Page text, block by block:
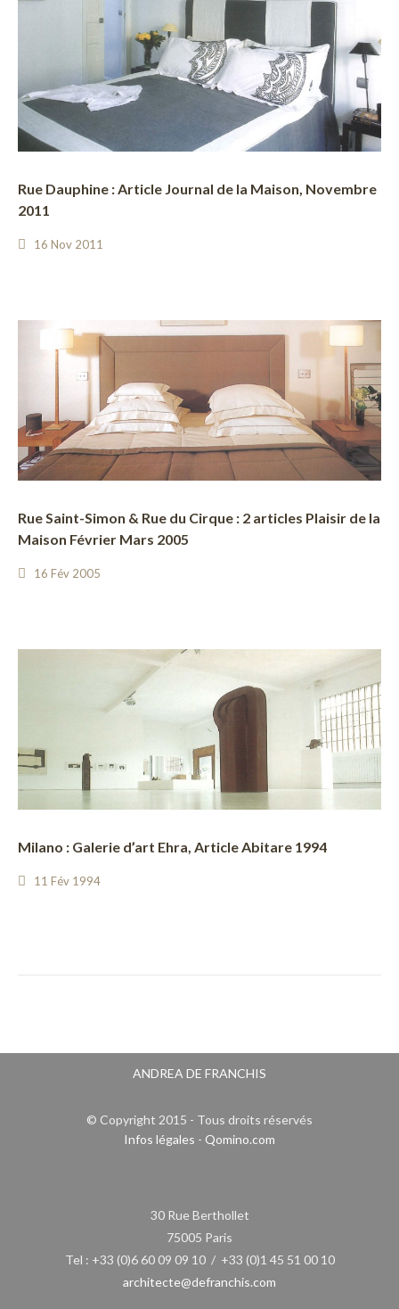
Rue Dauphine : Article Journal de la Maison, Novembre
2011
16 Nov 2011
Rue Saint-Simon & Rue du Cirque : 2 articles Plaisir de la
Maison Février Mars 2005
16 Fév 2005
Milano : Galerie d’art Ehra, Article Abitare 1994
11 Fév 1994
ANDREA DE FRANCHIS
© Copyright 2015 - Tous droits réservés
Infos légales - Qomino.com
30 Rue Berthollet
75005 Paris
Tel : +33 (0)6 60 09 09 10 / +33 (0)1 45 51 00 10
architecte@defranchis.com